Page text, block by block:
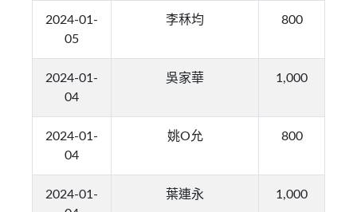
2024-01-
05
李秝均 800
2024-01-
04
吳家華 1,000
2024-01-
04
姚O允 800
2024-01-
葉連永 1,000